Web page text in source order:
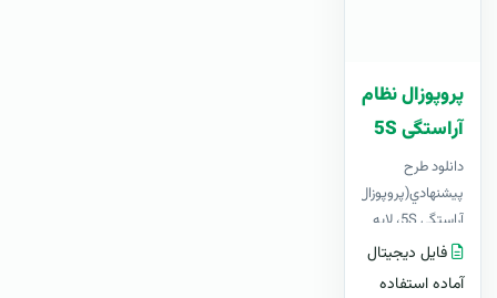
پروپوزال نظام
آراستگی 5S
دانلود طرح
پيشنهادي(پروپوزال) نظام
آراستگی 5S، لایه
باز ، قابل ویرایش
در Word+ آپدیت
فایل دیجیتال
آماده استفاده